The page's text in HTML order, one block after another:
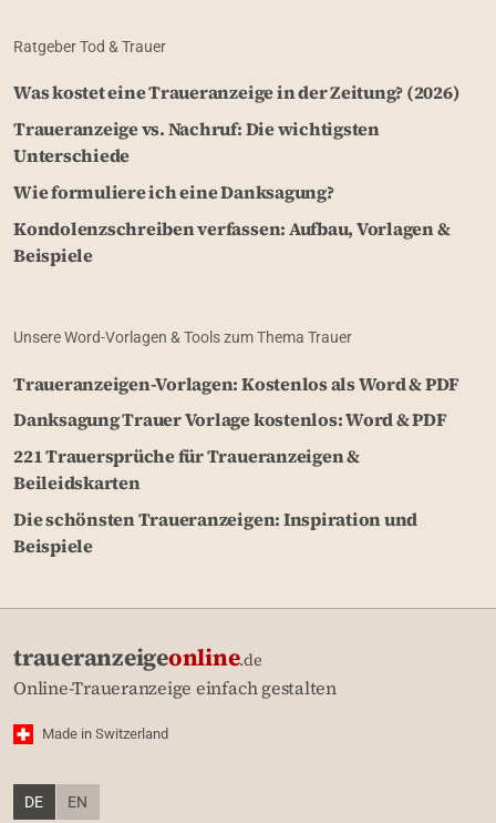
Ratgeber Tod & Trauer
Was kostet eine Traueranzeige in der Zeitung? (2026)
Traueranzeige vs. Nachruf: Die wichtigsten
Unterschiede
Wie formuliere ich eine Danksagung?
Kondolenzschreiben verfassen: Aufbau, Vorlagen &
Beispiele
Unsere Word-Vorlagen & Tools zum Thema Trauer
Traueranzeigen-Vorlagen: Kostenlos als Word & PDF
Danksagung Trauer Vorlage kostenlos: Word & PDF
221 Trauersprüche für Traueranzeigen &
Beileidskarten
Die schönsten Traueranzeigen: Inspiration und
Beispiele
traueranzeigeonline.de
Online-Traueranzeige einfach gestalten
Made in Switzerland
DE EN